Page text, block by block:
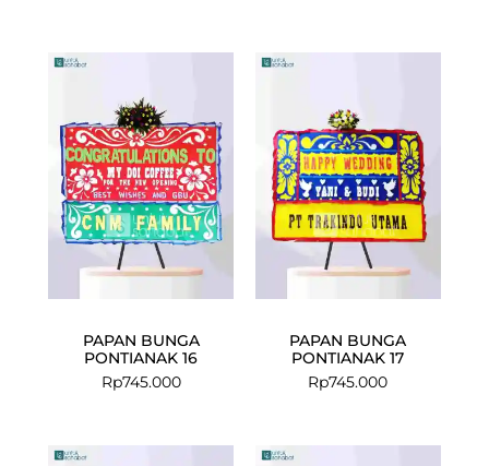
PAPAN BUNGA
PONTIANAK 16
Rp745.000
PAPAN BUNGA
PONTIANAK 17
Rp745.000